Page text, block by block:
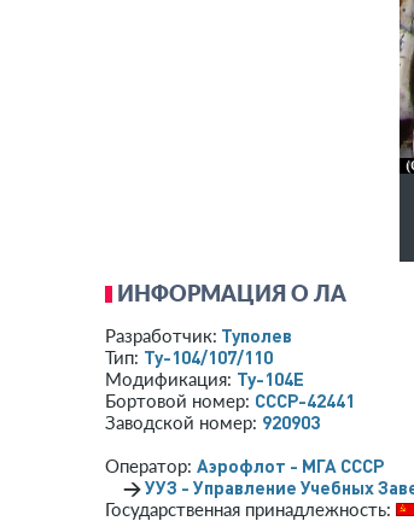
ИНФОРМАЦИЯ О ЛА
Разработчик: Туполев
Тип: Ту-104/107/110
Модификация: Ту-104Е
Бортовой номер: СССР-42441
Заводской номер: 920903
Оператор: Аэрофлот - МГА СССР
→УУЗ - Управление Учебных
Государственная принадлежность: